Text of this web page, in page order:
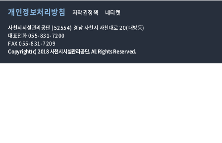
개인정보처리방침 저작권정책 네티켓
사천시시설관리공단 (52554) 경남 사천시 사천대로 20(대방동)
대표전화 055-831-7200
FAX 055-831-7209
Copyright(c) 2018 사천시시설관리공단. All Rights Reserved.